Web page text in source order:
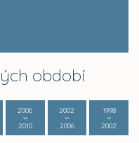
období
2006
2010
2002
2006
1998
2002